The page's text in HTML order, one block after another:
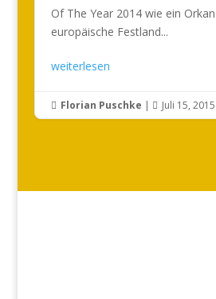
Of The Year 2014 wie ein
europäische Festland...
weiterlesen
 Florian Puschke |  Juli 15, 2015